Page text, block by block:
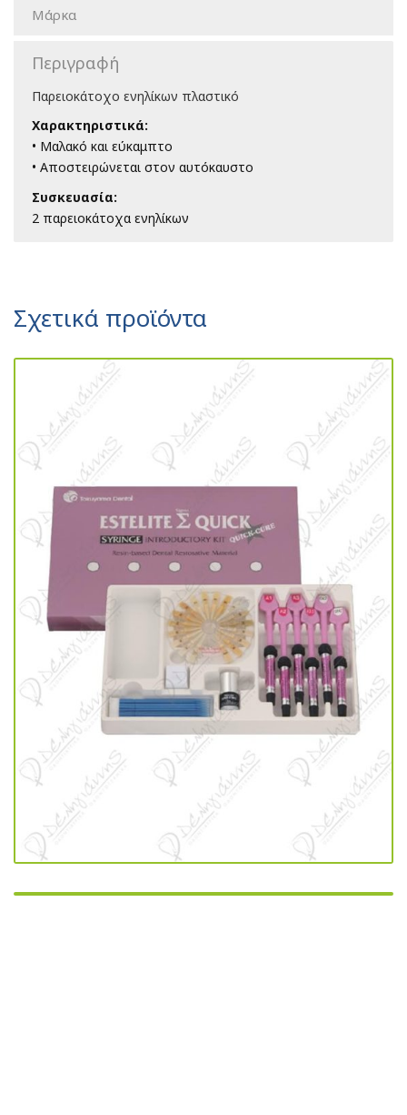
Μάρκα
Περιγραφή
Παρειοκάτοχο ενηλίκων πλαστικό
Χαρακτηριστικά:
• Μαλακό και εύκαμπτο
• Αποστειρώνεται στον αυτόκαυστο
Συσκευασία:
2 παρειοκάτοχα ενηλίκων
Σχετικά προϊόντα